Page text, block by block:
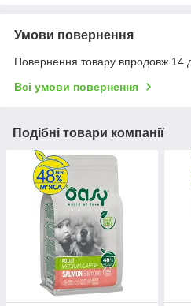
Умови повернення
Повернення товару впродовж 14
Всі умови повернення
Подібні товари компанії